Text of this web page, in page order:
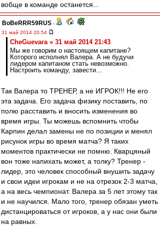
вобще в команде останется...
BoBeRRR59RUS -
31 май 2014 20:54
CheGuevara » 31 май 2014 21:43
Мы же говорим о настоящем капитане?
Которого исполнял Валера. А не будучи
лидером капитаном стать невозможно.
Настроить команду, завести...
Так Валера то ТРЕНЕР, а не ИГРОК!!! Не его
эта задача. Его задача физику поставить, по
полю расставить и вносить изменения во
время игры. Ты можешь вспомнить чтобы
Карпин делал замены не по позиции и менял
рисунок игры во время матча? Я таких
моментов практически не помню. Кварцяный
вон тоже напихать может, а толку? Тренер -
лидер, это человек способный внушить задачу
и свои идеи игрокам и не на отрезок 2-3 матча,
а на весь чемпионат. Валера за 5 лет этому так
и не научился. Мало того, тренер обязан уметь
дистанцироваться от игроков, а у нас они были
на равных.